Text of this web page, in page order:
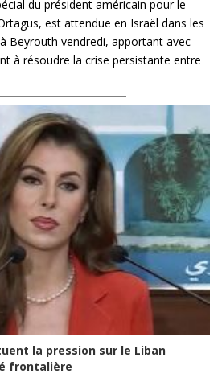
du président américain pour le
est attendue en Israël dans les
Beyrouth vendredi, apportant avec
à résoudre la crise persistante entre
la pression sur le Liban
frontalière